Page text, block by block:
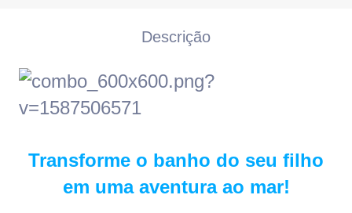
Descrição
Transforme o banho do seu filho
em uma aventura ao mar!